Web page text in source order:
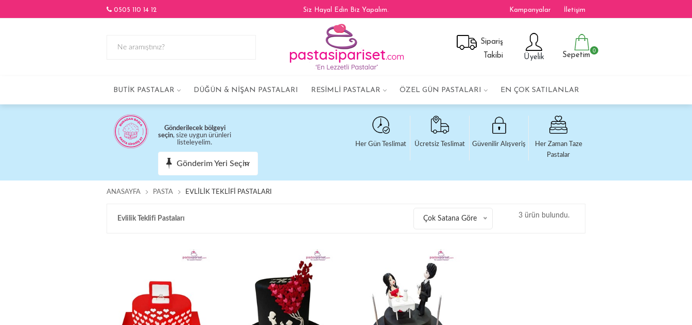
0505 110 14 12 Siz Hayal Edin Biz Yapalım. Kampanyalar İletişim
Sipariş
Takibi
Üyelik Sepetim
0
BUTIK PASTALAR DÜĞÜN & NIŞAN PASTALARI RESIMLI PASTALAR ÖZEL GÜN PASTALARI EN ÇOK SATILANLAR
Gönderilecek bölgeyi
seçin, size uygun ürünleri
listeleyelim.
Gönderim Yeri Seçin
Her Gün Teslimat Ücretsiz Teslimat Güvenilir Alışveriş
Her Zaman Taze
Pastalar
ANASAYFA PASTA EVLILIK TEKLIFI PASTALARI
Evlilik Teklifi Pastaları Çok Satana Göre 3 ürün bulundu.